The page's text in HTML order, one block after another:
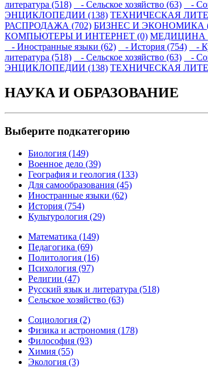
литература (518)
- Сельское хозяйство (63) -
ЭНЦИКЛОПЕДИИ (138) ТЕХНИЧЕСКАЯ
РАСПРОДАЖА (702) БИЗНЕС И ЭКОНОМИКА
КОМПЬЮТЕРЫ И ИНТЕРНЕТ (0) МЕДИЦИНА
- Иностранные языки (62)
- История (754) -
литература (518)
- Сельское хозяйство (63) -
ЭНЦИКЛОПЕДИИ (138) ТЕХНИЧЕСКАЯ
НАУКА И ОБРАЗОВАНИЕ
Выберите подкатегорию
Биология (149)
Военное дело (39)
География и геология (133)
Для самообразования (45)
Иностранные языки (62)
История (754)
Культурология (29)
Математика (149)
Педагогика (69)
Политология (16)
Психология (97)
Религии (47)
Русский язык и литература (518)
Сельское хозяйство (63)
Социология (2)
Физика и астрономия (178)
Философия (93)
Химия (55)
Экология (3)